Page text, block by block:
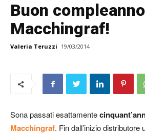
Buon compleanno
Macchingraf!
Valeria Teruzzi 19/03/2014
Sona passati esattamente
Macchingraf. Fin dall’inizio